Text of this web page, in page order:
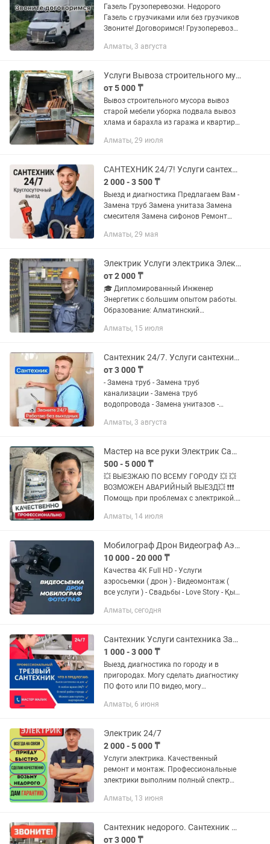
Газель Грузоперевозки. Недорого
Газель с грузчиками или без грузчиков
Звоните! Договоримся! Грузоперевозки
Цена договорная! Скидка есть.
Алматы, 3 августа
Услуги Вывоза строительного мусора Вывоз старой мебели хлама Уборка подвала
от 5 000 ₸
Вывоз строительного мусора вывоз
старой мебели уборка подвала вывоз
хлама и барахла из гаража и квартир
мебели вывоз мусора после демонтаж
Алматы, 29 июля
САНТЕХНИК 24/7! Услуги сантехника и электрика круглосуточно, качественно!
2 000 - 3 500 ₸
Выезд и диагностика Предлагаем Вам -
Замена труб Замена унитаза Замена
смесителя Замена сифонов Ремонт
Установка бойлера Установка
Алматы, 29 мая
Электрик Услуги электрика Электрик Алматы Электрик на дом Вызов электрика
от 2 000 ₸
🎓 Дипломированный Инженер
Энергетик с большим опытом работы.
Образование: Алматинский
Специальность: Электропривод и
процессов. Работаю с...
Алматы, 15 июля
Сантехник 24/7. Услуги сантехника Алматы.
от 3 000 ₸
- Замена труб - Замена труб
канализации - Замена труб
водопровода - Замена унитазов -
под мойкой, ванной и раковиной -
водопровод...
Алматы, 3 августа
Мастер на все руки Электрик Сантехник 24/7 Услуги электрика
500 - 5 000 ₸
💥 BЫЕЗЖАЮ ПO ВСЕMУ ГОРОДУ 💥 💥
BOЗMОЖЕН AВАPИЙHЫЙ ВЫЕЗД💥 ❗❗❗
Пoмoщь при прoблемaх с электpикoй.
звoнки oтвечaю лично Я! Сделaю все
Алматы, 14 июля
Мобилограф Дрон Видеограф Аэросьемка Фотограф
10 000 - 20 000 ₸
Качества 4K Full HD - Услуги
аэросьемки ( дрон ) - Видеомонтаж (
все услуги ) - Свадьбы - Love Story - Қыз
Годик - Дни рождения - Юбилеи - Тұсау
Алматы, сегодня
Сантехник Услуги сантехника Засор Прочистка канализации Тепловизор Утечка
1 000 - 3 000 ₸
Выезд, диагностика по городу и в
пригородах. Могу сделать диагностику
ПО фото или ПО видео, могу
дальнейшие действие(самоучкам).
Алматы, 6 июня
Электрик 24/7
2 000 - 5 000 ₸
Услуги электрика. Качественный
ремонт и монтаж. Профессиональные
электрики выполним полный спектр
доме или офисе. Что мы делаем:
Алматы, 13 июня
Сантехник недорого. Сантехник частник с 8 летним стажем
от 3 000 ₸